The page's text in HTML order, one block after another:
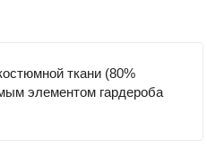
ткани (80%
элементом гардероба